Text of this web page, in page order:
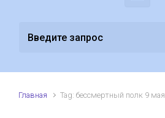
Главная Tag: бессмертный полк 9 мая